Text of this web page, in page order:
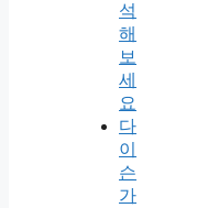
석
해
보
세
요
다
이
슨
가